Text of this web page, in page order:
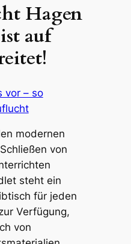
Hagen
auf
vor – so
modernen
von
steht ein
für jeden
Verfügung,
von